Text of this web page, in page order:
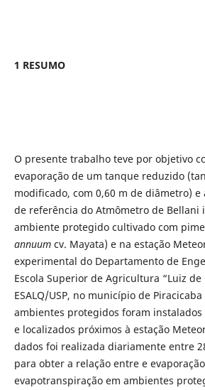
1 RESUMO
O presente trabalho teve por objetivo
evaporação de um tanque reduzido
modificado, com 0,60 m de diâmetro)
de referência do Atmômetro de Bellani
ambiente protegido cultivado com
annuum cv. Mayata) e na estação
experimental do Departamento de
Escola Superior de Agricultura “Luiz de
ESALQ/USP, no município de Piracicaba
ambientes protegidos foram
e localizados próximos à estação
dados foi realizada diariamente entre
para obter a relação entre e
evapotranspiração em ambientes